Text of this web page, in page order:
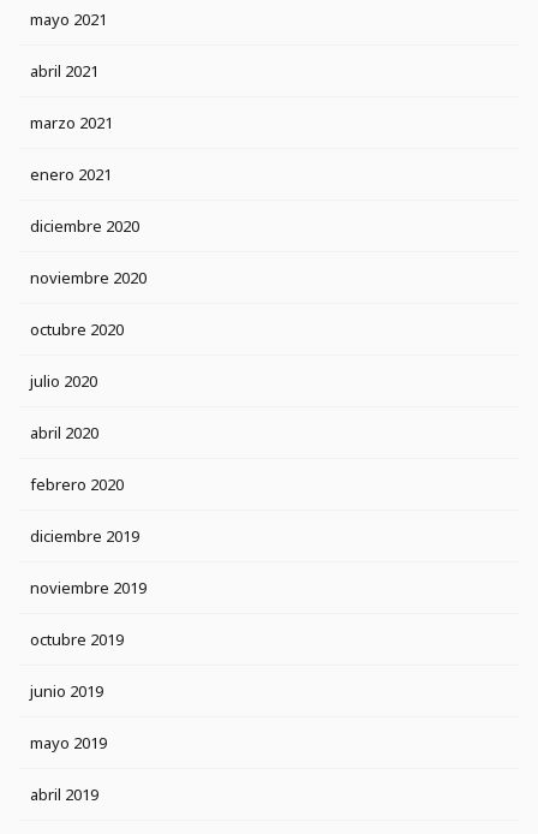
mayo 2021
abril 2021
marzo 2021
enero 2021
diciembre 2020
noviembre 2020
octubre 2020
julio 2020
abril 2020
febrero 2020
diciembre 2019
noviembre 2019
octubre 2019
junio 2019
mayo 2019
abril 2019